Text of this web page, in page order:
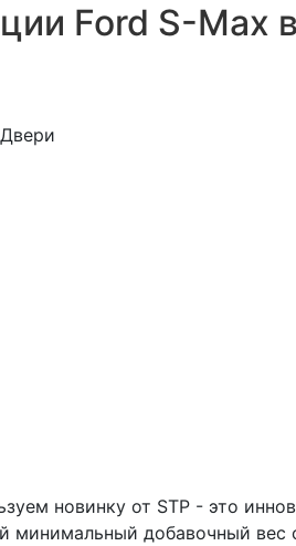
Ford S-Max
Двери
новинку от STP - это
добавочный вес